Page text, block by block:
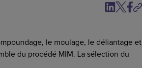
le moulage, le déliantage et
du procédé MIM. La sélection du